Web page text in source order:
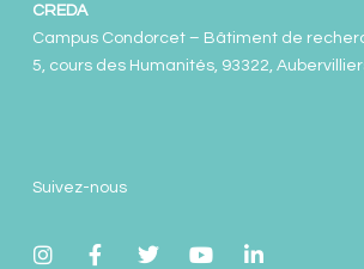
CREDA
Campus Condorcet – Bâtiment de
5, cours des Humanités, 93322,
Suivez-nous